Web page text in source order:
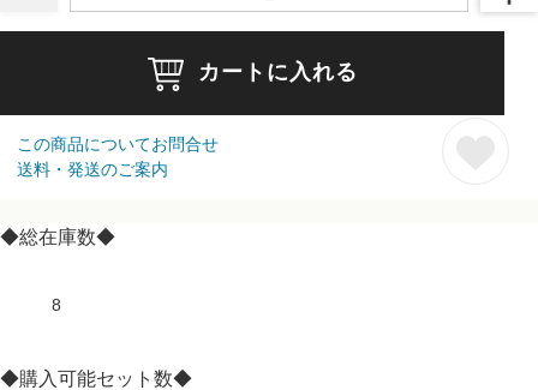
カートに入れる
この商品についてお問合せ
送料・発送のご案内
◆総在庫数◆
8
◆購入可能セット数◆